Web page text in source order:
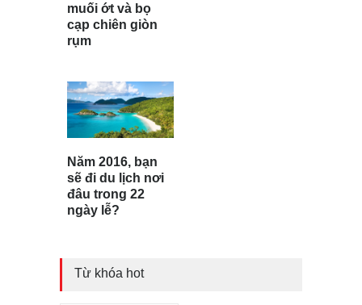
muối ớt và bọ
cạp chiên giòn
rụm
Năm 2016, bạn
sẽ đi du lịch nơi
đâu trong 22
ngày lễ?
Từ khóa hot